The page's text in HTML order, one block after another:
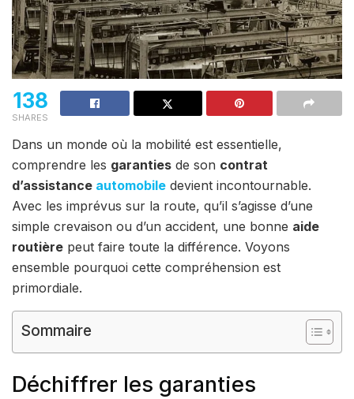
138
SHARES
Dans un monde où la mobilité est essentielle,
comprendre les garanties de son contrat
d’assistance automobile devient incontournable.
Avec les imprévus sur la route, qu’il s’agisse d’une
simple crevaison ou d’un accident, une bonne aide
routière peut faire toute la différence. Voyons
ensemble pourquoi cette compréhension est
primordiale.
Sommaire
Déchiffrer les garanties